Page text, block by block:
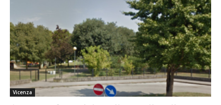
Vicenza